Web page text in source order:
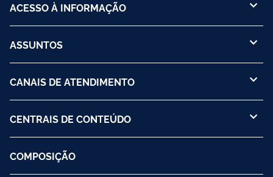
ACESSO À INFORMAÇÃO
ASSUNTOS
CANAIS DE ATENDIMENTO
CENTRAIS DE CONTEÚDO
COMPOSIÇÃO